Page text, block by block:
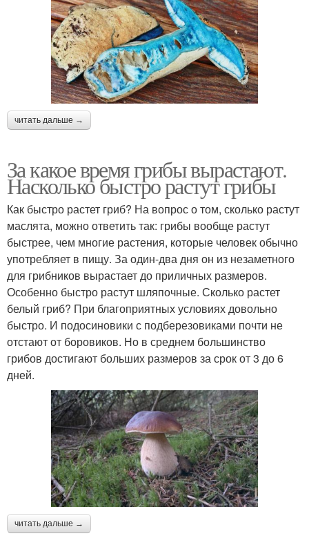
читать дальше →
За какое время грибы вырастают.
Насколько быстро растут грибы
Как быстро растет гриб? На вопрос о том, сколько растут
маслята, можно ответить так: грибы вообще растут
быстрее, чем многие растения, которые человек обычно
употребляет в пищу. За один-два дня он из незаметного
для грибников вырастает до приличных размеров.
Особенно быстро растут шляпочные. Сколько растет
белый гриб? При благоприятных условиях довольно
быстро. И подосиновики с подберезовиками почти не
отстают от боровиков. Но в среднем большинство
грибов достигают больших размеров за срок от 3 до 6
дней.
читать дальше →